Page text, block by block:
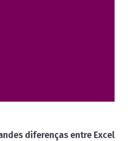
diferenças entre Excel